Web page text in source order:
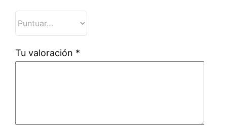
Tu valoración *